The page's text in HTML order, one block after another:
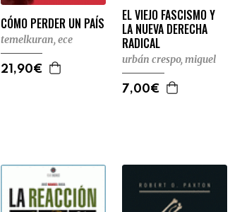
CÓMO PERDER UN PAÍS
temelkuran, ece
21,90€
EL VIEJO FASCISMO Y
LA NUEVA DERECHA
RADICAL
urbán crespo, miguel
7,00€